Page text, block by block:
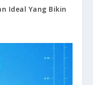
Ideal Yang Bikin